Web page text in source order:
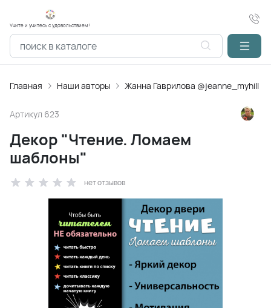
Учите и учитесь с удовольствием!
Главная Наши авторы Жанна Гаврилова @jeanne_myhill
Артикул 623
Декор "Чтение. Ломаем
шаблоны"
нет отзывов